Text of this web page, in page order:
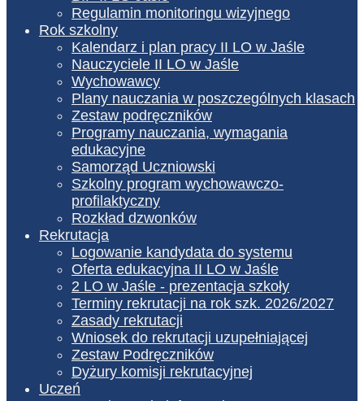
Regulamin monitoringu wizyjnego
Rok szkolny
Kalendarz i plan pracy II LO w Jaśle
Nauczyciele II LO w Jaśle
Wychowawcy
Plany nauczania w poszczególnych klasach
Zestaw podręczników
Programy nauczania, wymagania
edukacyjne
Samorząd Uczniowski
Szkolny program wychowawczo-
profilaktyczny
Rozkład dzwonków
Rekrutacja
Logowanie kandydata do systemu
Oferta edukacyjna II LO w Jaśle
2 LO w Jaśle - prezentacja szkoły
Terminy rekrutacji na rok szk. 2026/2027
Zasady rekrutacji
Wniosek do rekrutacji uzupełniającej
Zestaw Podręczników
Dyżury komisji rekrutacyjnej
Uczeń